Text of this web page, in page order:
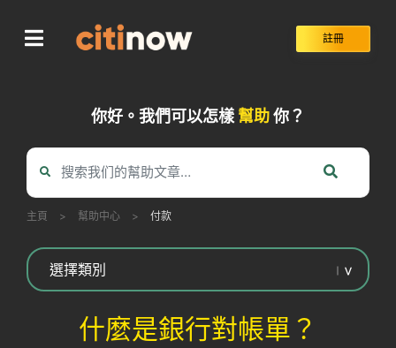
content
註冊
你好。我們可以怎樣 幫助你？
主頁 > 幫助中心 > 付款
什麼是銀行對帳單？